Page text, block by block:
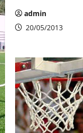
admin
20/05/2013